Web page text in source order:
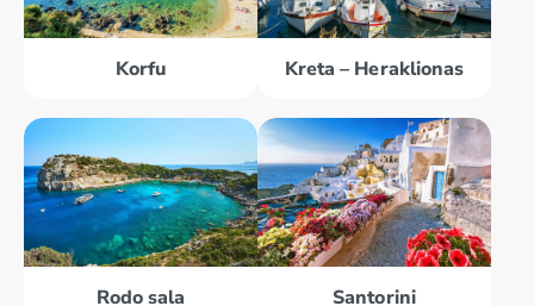
Korfu Kreta – Heraklionas
Rodo sala Santorini